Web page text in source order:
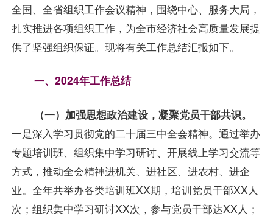
全国、全省组织工作会议精神，围绕中心、服务大局，
扎实推进各项组织工作，为全市经济社会高质量发展提
供了坚强组织保证。现将有关工作总结汇报如下。
一、2024年工作总结
（一）加强思想政治建设，凝聚党员干部共识。
一是深入学习贯彻党的二十届三中全会精神。通过举办
专题培训班、组织集中学习研讨、开展线上学习交流等
方式，推动全会精神进机关、进社区、进农村、进企
业。全年共举办各类培训班XX期，培训党员干部XX人
次；组织集中学习研讨XX次，参与党员干部达XX人；